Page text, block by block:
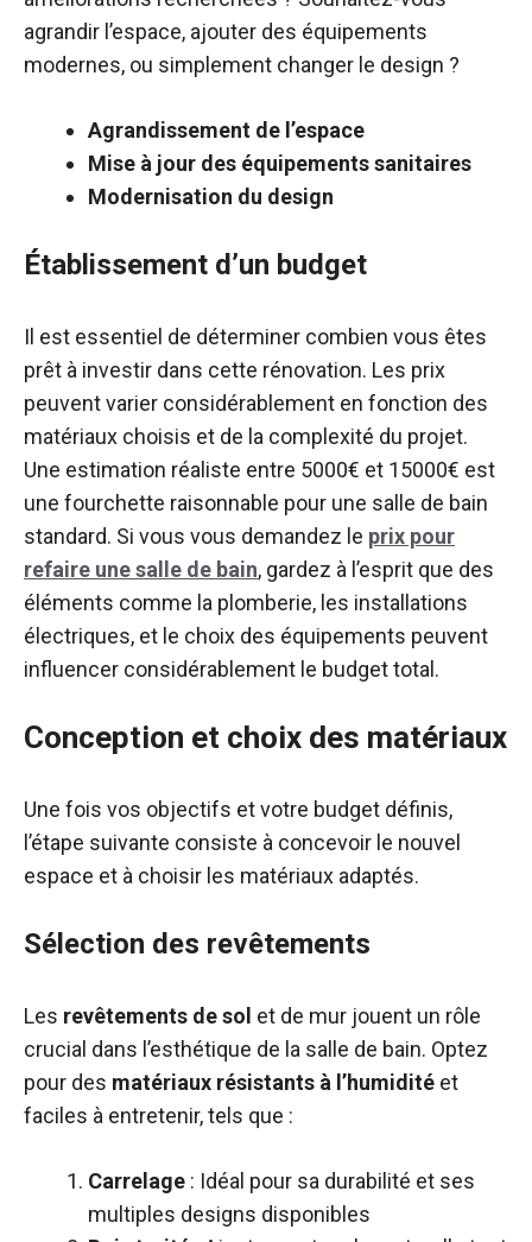
agrandir l’espace, ajouter des équipements
modernes, ou simplement changer le design ?
Agrandissement de l’espace
Mise à jour des équipements sanitaires
Modernisation du design
Établissement d’un budget
Il est essentiel de déterminer combien vous êtes
prêt à investir dans cette rénovation. Les prix
peuvent varier considérablement en fonction des
matériaux choisis et de la complexité du projet.
Une estimation réaliste entre 5000€ et 15000€ est
une fourchette raisonnable pour une salle de bain
standard. Si vous vous demandez le prix pour
refaire une salle de bain, gardez à l’esprit que des
éléments comme la plomberie, les installations
électriques, et le choix des équipements peuvent
influencer considérablement le budget total.
Conception et choix des matériaux
Une fois vos objectifs et votre budget définis,
l’étape suivante consiste à concevoir le nouvel
espace et à choisir les matériaux adaptés.
Sélection des revêtements
Les revêtements de sol et de mur jouent un rôle
crucial dans l’esthétique de la salle de bain. Optez
pour des matériaux résistants à l’humidité et
faciles à entretenir, tels que :
Carrelage : Idéal pour sa durabilité et ses
multiples designs disponibles